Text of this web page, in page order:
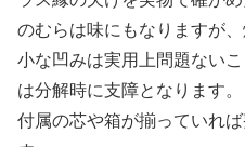
のむらは味にもなりますが
小な凹みは実用上問題ない
は分解時に支障となります。
付属の芯や箱が揃っていれ